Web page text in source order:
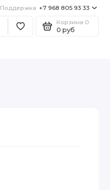
Поддержка +7 968 805 93 33
Корзина 0
0 руб